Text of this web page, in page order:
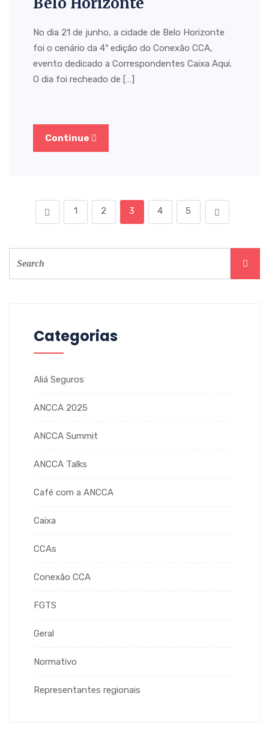
No dia 21 de junho, a cidade de Belo Horizonte
foi o cenário da 4ª edição do Conexão CCA,
evento dedicado a Correspondentes Caixa Aqui.
O dia foi recheado de […]
Continue
1 2 3 4 5
Categorias
Aliá Seguros
ANCCA 2025
ANCCA Summit
ANCCA Talks
Café com a ANCCA
Caixa
CCAs
Conexão CCA
FGTS
Geral
Normativo
Representantes regionais